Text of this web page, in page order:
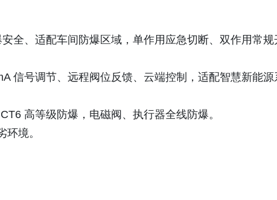
全、适配车间防爆区域，单作用应急切断、双作用常规
信号调节、远程阀位反馈、云端控制，适配智慧新能源
高等级防爆，电磁阀、执行器全线防爆。
境。